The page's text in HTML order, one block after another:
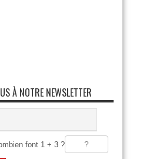
À NOTRE NEWSLETTER
font 1 + 3 ?